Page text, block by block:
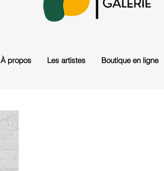
À propos Les artistes Boutique en ligne